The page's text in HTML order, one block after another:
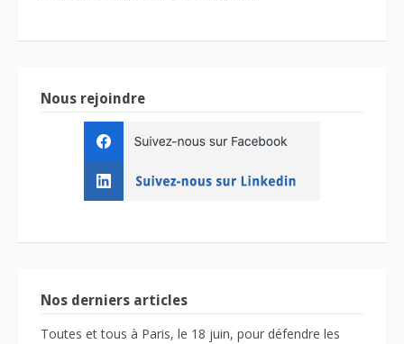
Nous rejoindre
Nos derniers articles
Toutes et tous à Paris, le 18 juin, pour défendre les